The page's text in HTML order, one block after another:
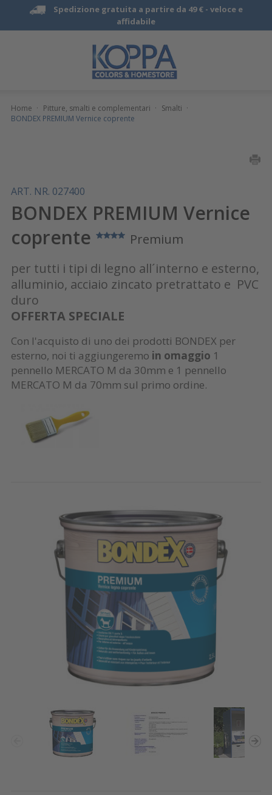
Spedizione gratuita a partire da 49 € - veloce e
affidabile
Home · Pitture, smalti e complementari · Smalti ·
BONDEX PREMIUM Vernice coprente
ART. NR. 027400
BONDEX PREMIUM Vernice
coprente
Premium
per tutti i tipi di legno all´interno e esterno,
alluminio, acciaio zincato pretrattato e PVC
duro
OFFERTA SPECIALE
Con l'acquisto di uno dei prodotti BONDEX per
esterno, noi ti aggiungeremo in omaggio 1
pennello MERCATO M da 30mm e 1 pennello
MERCATO M da 70mm sul primo ordine.